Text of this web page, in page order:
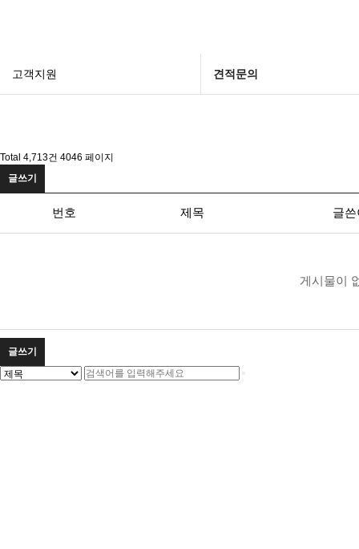
고객지원 견적문의
Total 4,713건 4046 페이지
글쓰기
번호 제목 글
게시물이
글쓰기